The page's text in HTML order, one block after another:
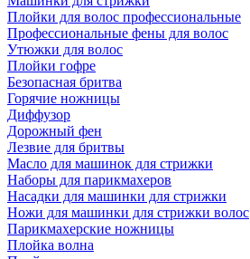
Плойки для волос профессиональные
Профессиональные фены для волос
Утюжки для волос
Плойки гофре
Безопасная бритва
Горячие ножницы
Диффузор
Дорожный фен
Лезвие для бритвы
Масло для машинок для стрижки
Наборы для парикмахеров
Насадки для машинки для стрижки
Ножи для машинки для стрижки волос
Парикмахерские ножницы
Плойка волна